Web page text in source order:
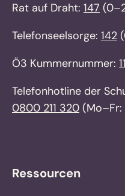
Rat auf Draht: 147
Telefonseelsorge: 142
Ö3 Kummernummer:
Telefonhotline der
0800 211 320(Mo–Fr:
Ressourcen